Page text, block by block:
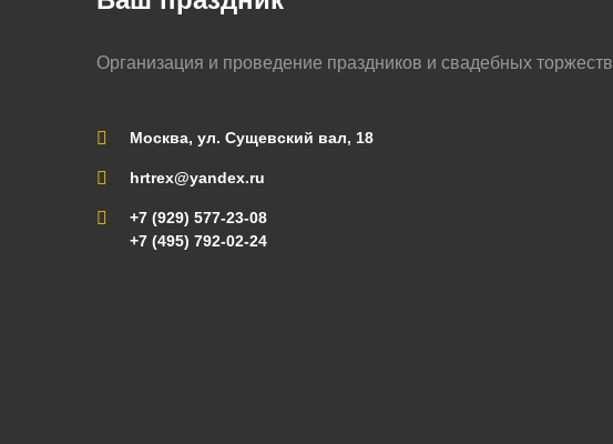
Организация и проведение праздников и свадебных торжеств
Москва, ул. Сущевский вал, 18
hrtrex@yandex.ru
+7 (929) 577-23-08
+7 (495) 792-02-24